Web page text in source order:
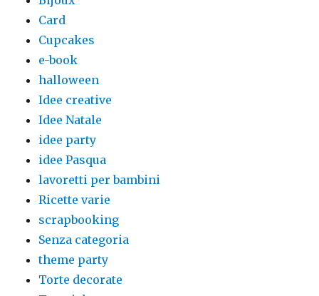
Card
Cupcakes
e-book
halloween
Idee creative
Idee Natale
idee party
idee Pasqua
lavoretti per bambini
Ricette varie
scrapbooking
Senza categoria
theme party
Torte decorate